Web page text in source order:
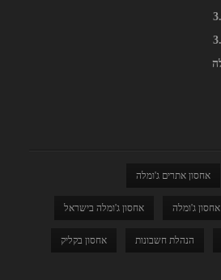
אחסון אתרים ג'ומלה
אחסון ג'ומלה אחסון ג'ומלה בישראל
הנהלת חשבונות אחסון בקליק